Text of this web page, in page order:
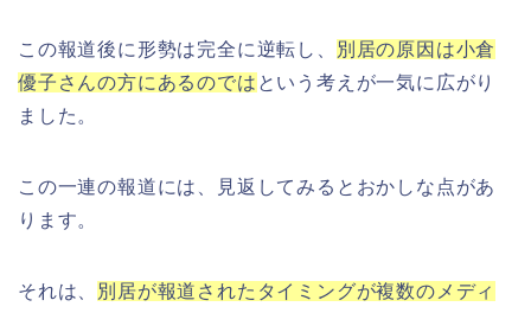
この報道後に形勢は完全に逆転し、
別居の原因は小倉
優子さんの方にあるのでは という考えが一気に広がり
ました。
この一連の報道には、見返してみるとおかしな点があ
ります。
それは、
別居が報道されたタイミングが複数のメディ